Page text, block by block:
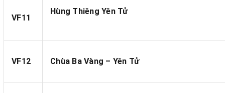
VF11
Hùng Thiêng Yên Tử
VF12 Chùa Ba Vàng – Yên Tử